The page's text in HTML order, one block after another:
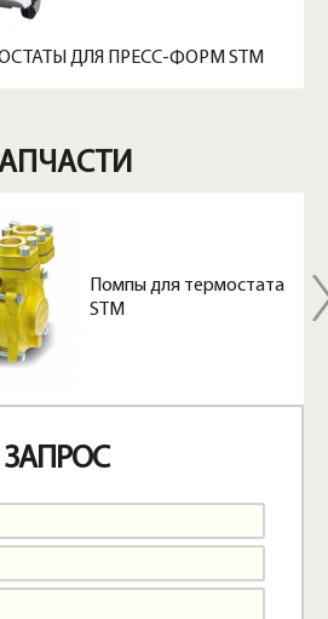
ДЛЯ ПРЕСС-ФОРМ STM
Помпы для термостата
STM
ЗАПРОС